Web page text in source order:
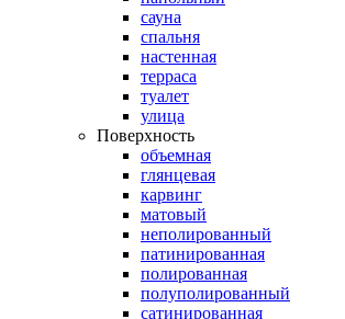
сауна
спальня
настенная
терраса
туалет
улица
Поверхность
объемная
глянцевая
карвинг
матовый
неполированный
патинированная
полированная
полуполированный
сатинированная